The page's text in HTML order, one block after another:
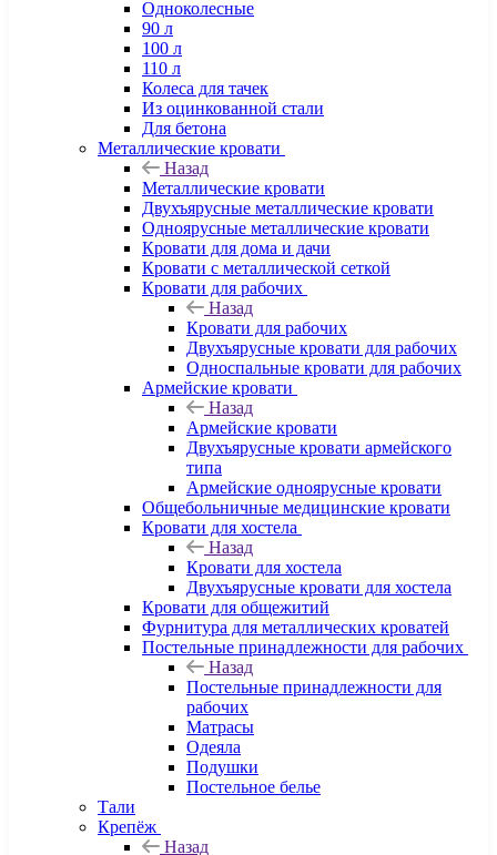
Одноколесные
90 л
100 л
110 л
Колеса для тачек
Из оцинкованной стали
Для бетона
Металлические кровати
Назад
Металлические кровати
Двухъярусные металлические кровати
Одноярусные металлические кровати
Кровати для дома и дачи
Кровати с металлической сеткой
Кровати для рабочих
Назад
Кровати для рабочих
Двухъярусные кровати для рабочих
Односпальные кровати для рабочих
Армейские кровати
Назад
Армейские кровати
Двухъярусные кровати армейского
типа
Армейские одноярусные кровати
Общебольничные медицинские кровати
Кровати для хостела
Назад
Кровати для хостела
Двухъярусные кровати для хостела
Кровати для общежитий
Фурнитура для металлических кроватей
Постельные принадлежности для рабочих
Назад
Постельные принадлежности для
рабочих
Матрасы
Одеяла
Подушки
Постельное белье
Тали
Крепёж
Назад